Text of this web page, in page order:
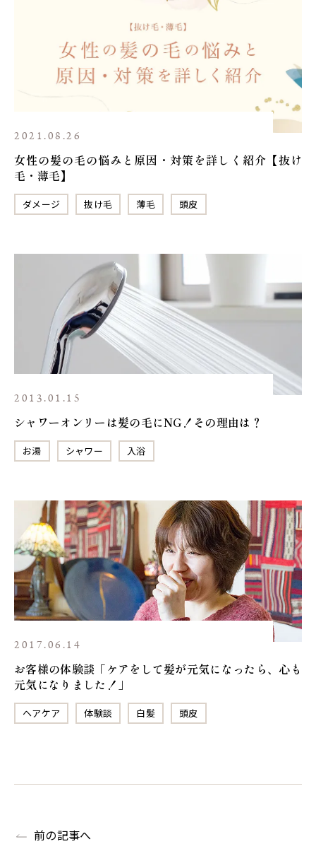
2021.08.26
女性の髪の毛の悩みと原因・対策を詳しく紹介【抜け
毛・薄毛】
ダメージ 抜け毛 薄毛 頭皮
2013.01.15
シャワーオンリーは髪の毛にNG！その理由は？
お湯 シャワー 入浴
2017.06.14
お客様の体験談「ケアをして髪が元気になったら、心も
元気になりました！」
ヘアケア 体験談 白髪 頭皮
前の記事へ